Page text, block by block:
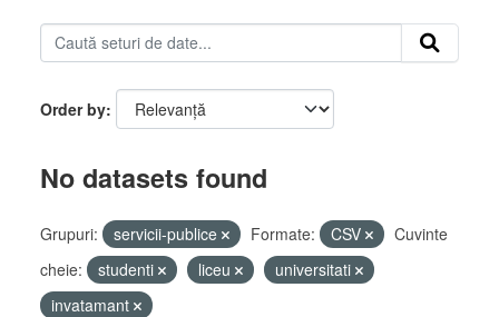
Order by
No datasets found
Grupuri: servicii-publice Formate: CSV
Cuvinte
cheie:
studenti liceu
universitati
invatamant